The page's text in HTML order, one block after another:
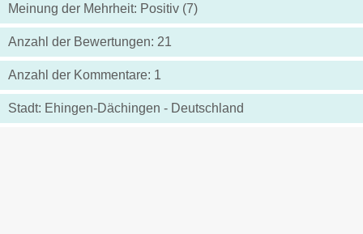
Meinung der Mehrheit: Positiv (7)
Anzahl der Bewertungen: 21
Anzahl der Kommentare: 1
Stadt: Ehingen-Dächingen - Deutschland